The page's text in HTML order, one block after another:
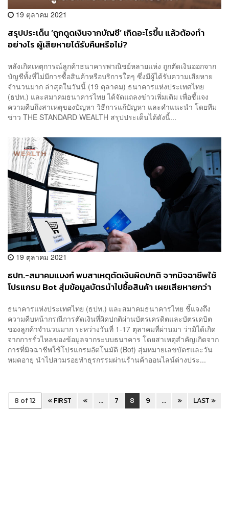
19 ตุลาคม 2021
สรุปประเด็น ‘ถูกดูดเงินจากบัญชี’ เกิดอะไรขึ้น แล้วต้องทำ
อย่างไร ผู้เสียหายได้รับคืนหรือไม่?
หลังเกิดเหตุการณ์ลูกค้าธนาคารพาณิชย์หลายแห่ง ถูกตัดเงินออกจาก
บัญชีทั้งที่ไม่มีการซื้อสินค้าหรือบริการใดๆ ซึ่งมีผู้ได้รับความเสียหาย
จำนวนมาก ล่าสุดในวันนี้ (19 ตุลาคม) ธนาคารแห่งประเทศไทย
(ธปท.) และสมาคมธนาคารไทย ได้จัดแถลงข่าวเพิ่มเติม เพื่อชี้แจง
ความคืบถึงสาเหตุของปัญหา วิธีการแก้ปัญหา และคำแนะนำ โดยทีม
ข่าว THE STANDARD WEALTH สรุปประเด็นได้ดังนี้...
19 ตุลาคม 2021
ธปท.-สมาคมแบงก์ พบสาเหตุตัดเงินผิดปกติ จากมิจฉาชีพใช้
โปรแกรม Bot สุ่มข้อมูลบัตรนำไปซื้อสินค้า เผยเสียหายกว่า
ธนาคารแห่งประเทศไทย (ธปท.) และสมาคมธนาคารไทย ชี้แจงถึง
ความคืบหน้ากรณีการตัดเงินที่ผิดปกติผ่านบัตรเครดิตและบัตรเดบิต
ของลูกค้าจำนวนมาก ระหว่างวันที่ 1-17 ตุลาคมที่ผ่านมา ว่ามิได้เกิด
จากการรั่วไหลของข้อมูลจากระบบธนาคาร โดยสาเหตุสำคัญเกิดจาก
การที่มิจฉาชีพใช้โปรแกรมอัตโนมัติ (Bot) สุ่มหมายเลขบัตรและวัน
หมดอายุ นำไปสวมรอยทำธุรกรรมผ่านร้านค้าออนไลน์ต่างประ...
8 of 12 « FIRST « ... 7 8 9 ... » LAST »